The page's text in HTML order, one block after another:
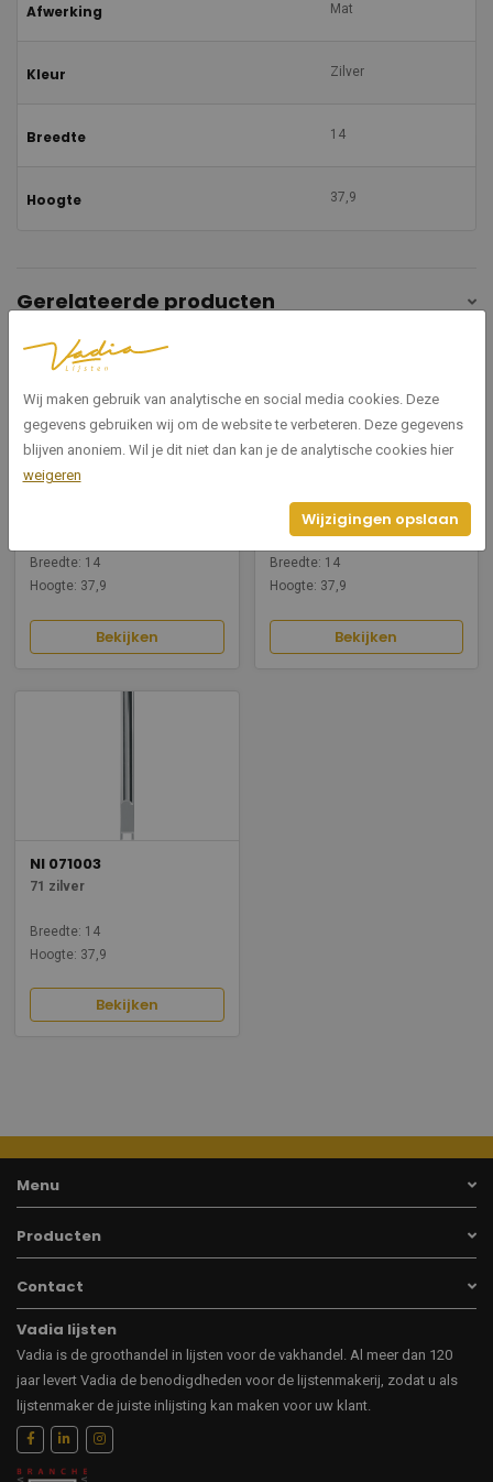
Afwerking Mat
Kleur Zilver
Breedte 14
Hoogte 37,9
Gerelateerde producten
Breedte: 14
Hoogte: 37,9
Bekijken
71 platina
Breedte: 14
Hoogte: 37,9
Bekijken
NI 071003
71 zilver
Breedte: 14
Hoogte: 37,9
Bekijken
Menu
Producten
Contact
Vadia lijsten
Vadia is de groothandel in lijsten voor de vakhandel. Al meer dan 120
jaar levert Vadia de benodigdheden voor de lijstenmakerij, zodat u als
lijstenmaker de juiste inlijsting kan maken voor uw klant.
Wij maken gebruik van analytische en social media cookies. Deze
gegevens gebruiken wij om de website te verbeteren. Deze gegevens
blijven anoniem. Wil je dit niet dan kan je de analytische cookies hier
weigeren
Wijzigingen opslaan